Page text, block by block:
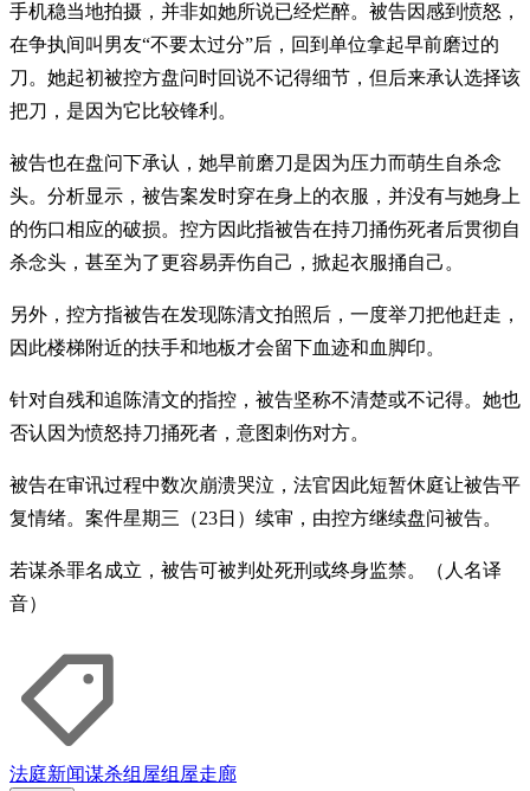
手机稳当地拍摄，并非如她所说已经烂醉。被告因感到愤怒，
在争执间叫男友“不要太过分”后，回到单位拿起早前磨过的
刀。她起初被控方盘问时回说不记得细节，但后来承认选择该
把刀，是因为它比较锋利。
被告也在盘问下承认，她早前磨刀是因为压力而萌生自杀念
头。分析显示，被告案发时穿在身上的衣服，并没有与她身上
的伤口相应的破损。控方因此指被告在持刀捅伤死者后贯彻自
杀念头，甚至为了更容易弄伤自己，掀起衣服捅自己。
另外，控方指被告在发现陈清文拍照后，一度举刀把他赶走，
因此楼梯附近的扶手和地板才会留下血迹和血脚印。
针对自残和追陈清文的指控，被告坚称不清楚或不记得。她也
否认因为愤怒持刀捅死者，意图刺伤对方。
被告在审讯过程中数次崩溃哭泣，法官因此短暂休庭让被告平
复情绪。案件星期三（23日）续审，由控方继续盘问被告。
若谋杀罪名成立，被告可被判处死刑或终身监禁。（人名译
音）
法庭新闻谋杀组屋组屋走廊